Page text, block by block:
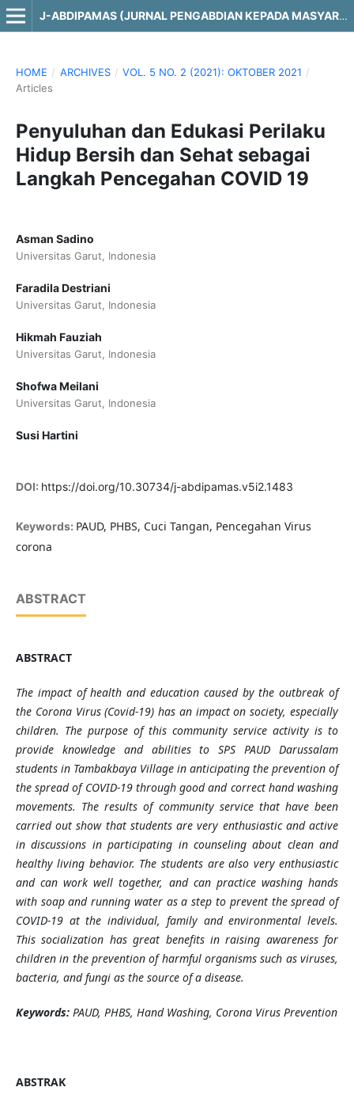
J-ABDIPAMAS (JURNAL PENGABDIAN KEPADA MASYARAKAT)
HOME / ARCHIVES / VOL. 5 NO. 2 (2021): OKTOBER 2021 /
Articles
Penyuluhan dan Edukasi Perilaku
Hidup Bersih dan Sehat sebagai
Langkah Pencegahan COVID 19
Asman Sadino
Universitas Garut, Indonesia
Faradila Destriani
Universitas Garut, Indonesia
Hikmah Fauziah
Universitas Garut, Indonesia
Shofwa Meilani
Universitas Garut, Indonesia
Susi Hartini
DOI: https://doi.org/10.30734/j-abdipamas.v5i2.1483
Keywords: PAUD, PHBS, Cuci Tangan, Pencegahan Virus
corona
ABSTRACT
ABSTRACT
The impact of health and education caused by the outbreak of
the Corona Virus (Covid-19) has an impact on society, especially
children. The purpose of this community service activity is to
provide knowledge and abilities to SPS PAUD Darussalam
students in Tambakbaya Village in anticipating the prevention of
the spread of COVID-19 through good and correct hand washing
movements. The results of community service that have been
carried out show that students are very enthusiastic and active
in discussions in participating in counseling about clean and
healthy living behavior. The students are also very enthusiastic
and can work well together, and can practice washing hands
with soap and running water as a step to prevent the spread of
COVID-19 at the individual, family and environmental levels.
This socialization has great benefits in raising awareness for
children in the prevention of harmful organisms such as viruses,
bacteria, and fungi as the source of a disease.
Keywords:PAUD, PHBS, Hand Washing, Corona Virus Prevention
ABSTRAK